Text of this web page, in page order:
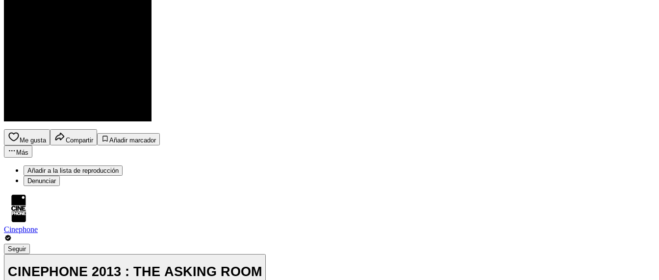
Me gusta Compartir
Añadir marcador
Más
Añadir a la lista de reproducción
Denunciar
Cinephone
Seguir
CINEPHONE 2013 : THE ASKING ROOM